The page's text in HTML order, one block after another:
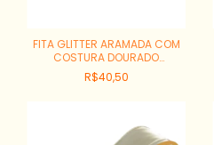
FITA GLITTER ARAMADA COM
COSTURA DOURADO
REF:77571002
R$40,50